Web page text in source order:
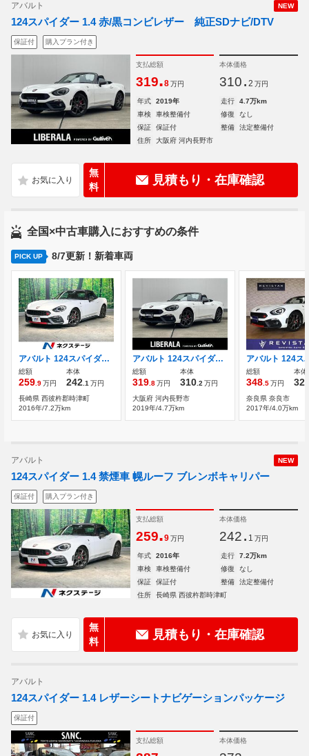
NEW
アバルト
124スパイダー 1.4 赤/黒コンビレザー 純正SDナビ/DTV
保証付 購入プラン付き
支払総額
319.8 万円
本体価格
310. 2 万円
年式 2019年 走行
4.7万km
車検
車検整備付 修復
なし
保証
保証付 整備
法定整備付
住所
大阪府 河内長野市
無
料
見積もり・在庫確認
全国×中古車購入におすすめの条件
PICK UP 8/7更新！新着車両
アバルト 124スパイダー 1.4 禁煙車 幌ルーフ ブレンボキャリパー
総額
259 .9万円
本体
242 .1 万円
長崎県 西彼杵郡時津町
2016年/7.2万km
アバルト 124スパイダー 1.4 赤/黒コンビレザー 純正SDナビ/DTV
総額
319 .8万円
本体
310 .2 万円
大阪府 河内長野市
2019年/4.7万km
総額
348 .5万円
本体
奈良県 奈良市
2017年/4.0万km
NEW
アバルト
124スパイダー 1.4 禁煙車 幌ルーフ ブレンボキャリパー
保証付 購入プラン付き
支払総額
259.9 万円
本体価格
242. 1 万円
年式 2016年 走行
7.2万km
車検
車検整備付 修復
なし
保証
保証付 整備
法定整備付
住所
長崎県 西彼杵郡時津町
無
料
見積もり・在庫確認
アバルト
124スパイダー 1.4 レザーシートナビゲーションパッケージ
保証付
支払総額 本体価格